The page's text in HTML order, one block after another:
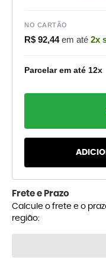
NO CARTÃO
R$ 92,44em até 2x
Parcelar em até 12x
Frete e Prazo
Calcule o frete e o
região: